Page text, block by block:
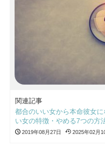
関連記事
都合のいい女から本命彼女
い女の特徴・やめる7つの方
2019年08月27日 2025年02月